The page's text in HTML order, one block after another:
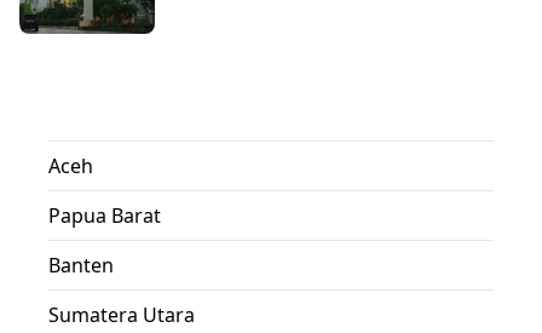
Aceh
Papua Barat
Banten
Sumatera Utara